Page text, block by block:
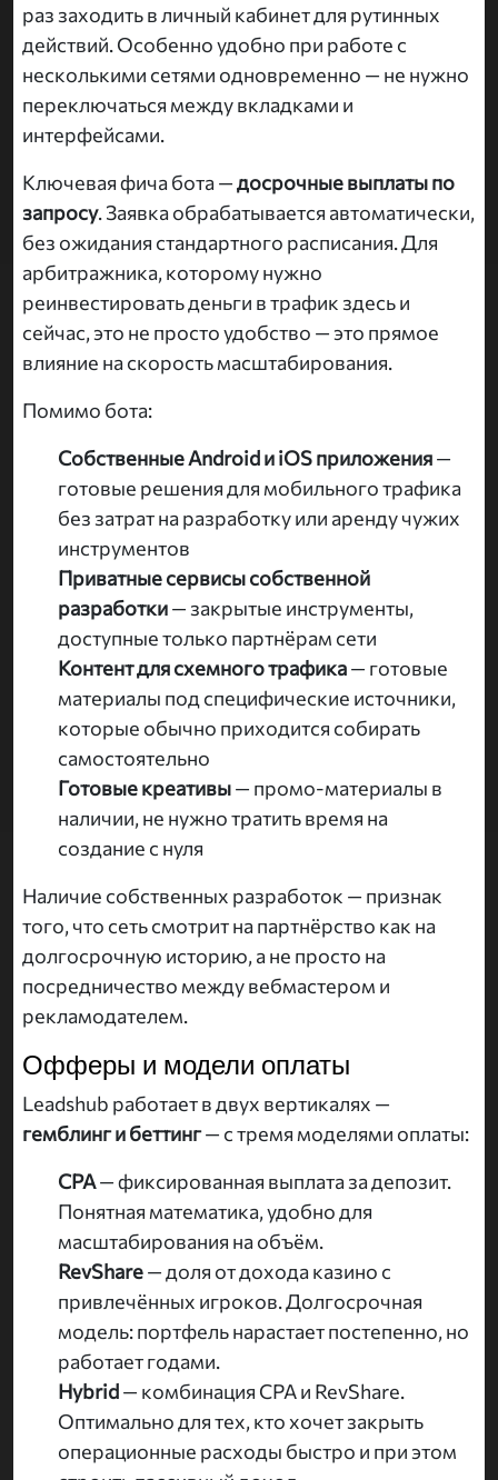
раз заходить в личный кабинет для рутинных
действий. Особенно удобно при работе с
несколькими сетями одновременно — не нужно
переключаться между вкладками и
интерфейсами.
Ключевая фича бота —досрочные выплаты по
запросу. Заявка обрабатывается автоматически,
без ожидания стандартного расписания. Для
арбитражника, которому нужно
реинвестировать деньги в трафик здесь и
сейчас, это не просто удобство — это прямое
влияние на скорость масштабирования.
Помимо бота:
Собственные Android и iOS приложения—
готовые решения для мобильного трафика
без затрат на разработку или аренду чужих
инструментов
Приватные сервисы собственной
разработки— закрытые инструменты,
доступные только партнёрам сети
Контент для схемного трафика— готовые
материалы под специфические источники,
которые обычно приходится собирать
самостоятельно
Готовые креативы— промо-материалы в
наличии, не нужно тратить время на
создание с нуля
Наличие собственных разработок — признак
того, что сеть смотрит на партнёрство как на
долгосрочную историю, а не просто на
посредничество между вебмастером и
рекламодателем.
Офферы и модели оплаты
Leadshub работает в двух вертикалях —
гемблинг и беттинг— с тремя моделями оплаты:
CPA— фиксированная выплата за депозит.
Понятная математика, удобно для
масштабирования на объём.
RevShare— доля от дохода казино с
привлечённых игроков. Долгосрочная
модель: портфель нарастает постепенно, но
работает годами.
Hybrid— комбинация CPA и RevShare.
Оптимально для тех, кто хочет закрыть
операционные расходы быстро и при этом